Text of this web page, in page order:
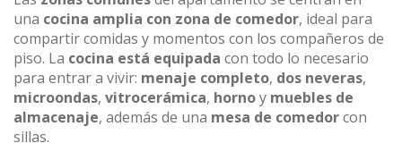
una cocina amplia con zona de comedor, ideal para
compartir comidas y momentos con los compañeros de
piso. La cocina está equipada con todo lo necesario
para entrar a vivir: menaje completo, dos neveras,
microondas, vitrocerámica, hornoy muebles de
almacenaje, además de una mesa de comedorcon
sillas.